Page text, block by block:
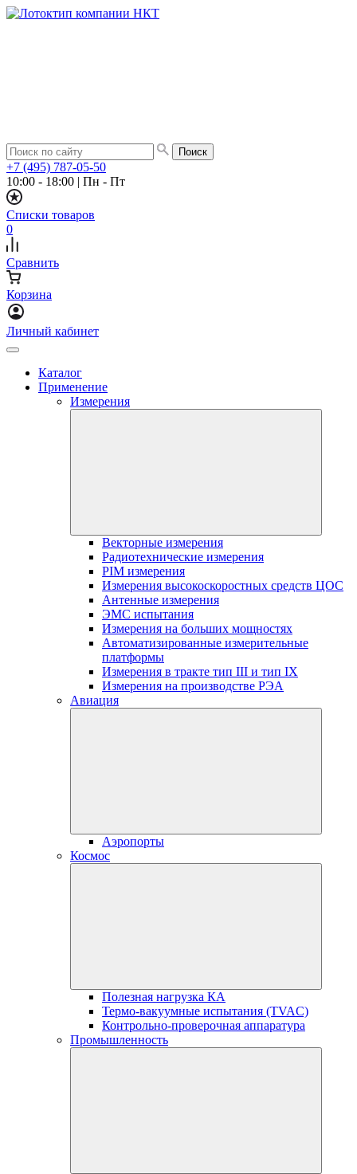
+7 (495) 787-05-50
10:00 - 18:00 | Пн - Пт
Списки товаров
0
Сравнить
Корзина
Личный кабинет
Каталог
Применение
Измерения
Векторные измерения
Радиотехнические измерения
PIM измерения
Измерения высокоскоростных средств ЦОС
Антенные измерения
ЭМС испытания
Измерения на больших мощностях
Автоматизированные измерительные
платформы
Измерения в тракте тип III и тип IX
Измерения на производстве РЭА
Авиация
Аэропорты
Космос
Полезная нагрузка КА
Термо-вакуумные испытания (TVAC)
Контрольно-проверочная аппаратура
Промышленность